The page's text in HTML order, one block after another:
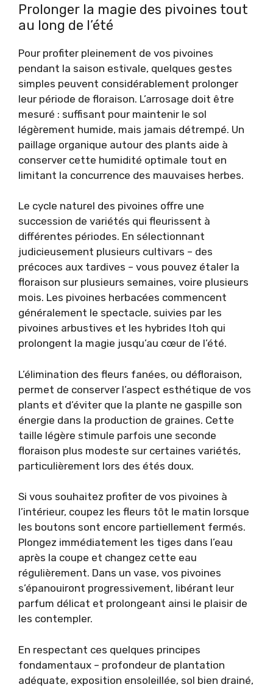
Prolonger la magie des pivoines tout
au long de l’été
Pour profiter pleinement de vos pivoines
pendant la saison estivale, quelques gestes
simples peuvent considérablement prolonger
leur période de floraison. L’arrosage doit être
mesuré : suffisant pour maintenir le sol
légèrement humide, mais jamais détrempé. Un
paillage organique autour des plants aide à
conserver cette humidité optimale tout en
limitant la concurrence des mauvaises herbes.
Le cycle naturel des pivoines offre une
succession de variétés qui fleurissent à
différentes périodes. En sélectionnant
judicieusement plusieurs cultivars – des
précoces aux tardives – vous pouvez étaler la
floraison sur plusieurs semaines, voire plusieurs
mois. Les pivoines herbacées commencent
généralement le spectacle, suivies par les
pivoines arbustives et les hybrides Itoh qui
prolongent la magie jusqu’au cœur de l’été.
L’élimination des fleurs fanées, ou défloraison,
permet de conserver l’aspect esthétique de vos
plants et d’éviter que la plante ne gaspille son
énergie dans la production de graines. Cette
taille légère stimule parfois une seconde
floraison plus modeste sur certaines variétés,
particulièrement lors des étés doux.
Si vous souhaitez profiter de vos pivoines à
l’intérieur, coupez les fleurs tôt le matin lorsque
les boutons sont encore partiellement fermés.
Plongez immédiatement les tiges dans l’eau
après la coupe et changez cette eau
régulièrement. Dans un vase, vos pivoines
s’épanouiront progressivement, libérant leur
parfum délicat et prolongeant ainsi le plaisir de
les contempler.
En respectant ces quelques principes
fondamentaux – profondeur de plantation
adéquate, exposition ensoleillée, sol bien drainé,